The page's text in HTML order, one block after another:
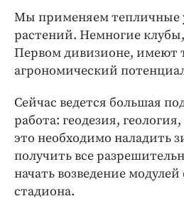
Мы применяем тепличные
растений. Немногие
Первом дивизионе, имеют
агрономический
Сейчас ведется большая
работа: геодезия,
это необходимо наладить
получить все
начать возведение
стадиона.